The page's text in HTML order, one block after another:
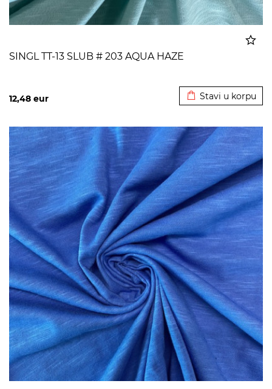
SINGL TT-13 SLUB # 203 AQUA HAZE
12,48 eur Stavi u korpu